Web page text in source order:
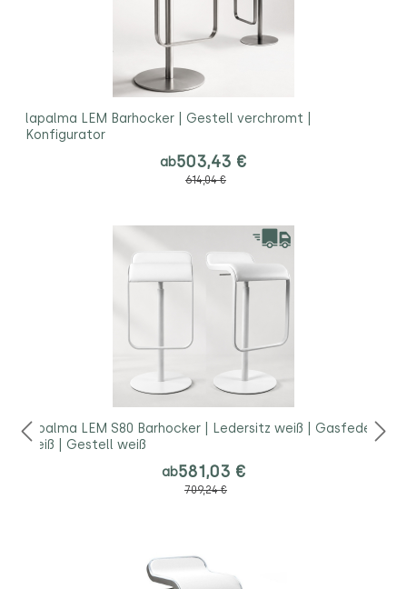
lapalma LEM Barhocker | Gestell verchromt |
Konfigurator
ab503,43 €
614,04 €
lapalma LEM S80 Barhocker | Ledersitz weiß | Gasfeder
weiß | Gestell weiß
ab581,03 €
709,24 €